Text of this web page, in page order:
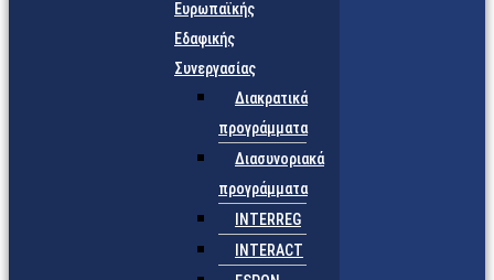
Ευρωπαϊκής
Εδαφικής
Συνεργασίας
Διακρατικά
προγράμματα
Διασυνοριακά
προγράμματα
INTERREG
INTERACT